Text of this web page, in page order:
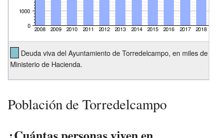
Deuda viva del Ayuntamiento de Torredelcampo, en miles de
Ministerio de Hacienda.
Población de Torredelcampo